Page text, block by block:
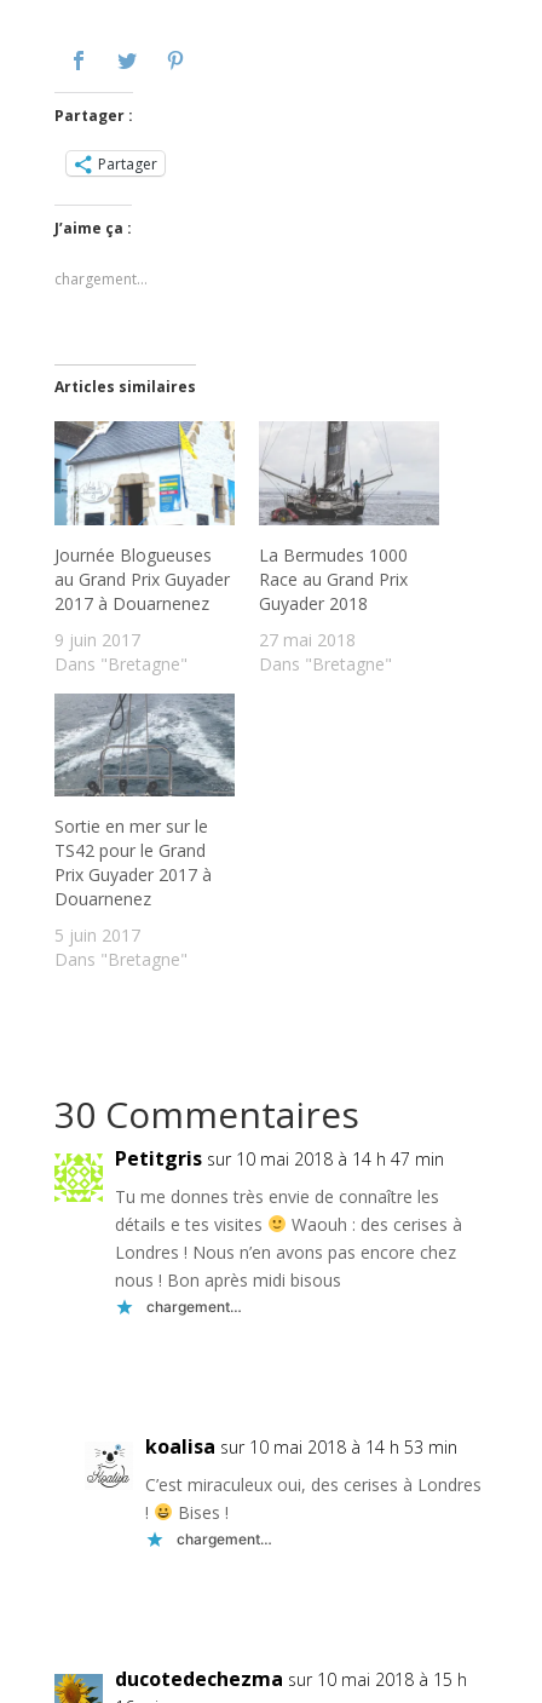
Partager :
Partager
J’aime ça :
chargement…
Articles similaires
Journée Blogueuses
au Grand Prix Guyader
2017 à Douarnenez
9 juin 2017
Dans "Bretagne"
La Bermudes 1000
Race au Grand Prix
Guyader 2018
27 mai 2018
Dans "Bretagne"
Sortie en mer sur le
TS42 pour le Grand
Prix Guyader 2017 à
Douarnenez
5 juin 2017
Dans "Bretagne"
30 Commentaires
Petitgris sur 10 mai 2018 à 14 h 47 min
Tu me donnes très envie de connaître les
détails e tes visites
Waouh : des cerises à
Londres ! Nous n’en avons pas encore chez
nous ! Bon après midi bisous
chargement…
koalisa sur 10 mai 2018 à 14 h 53 min
C’est miraculeux oui, des cerises à Londres
!
Bises !
chargement…
ducotedechezma sur 10 mai 2018 à 15 h